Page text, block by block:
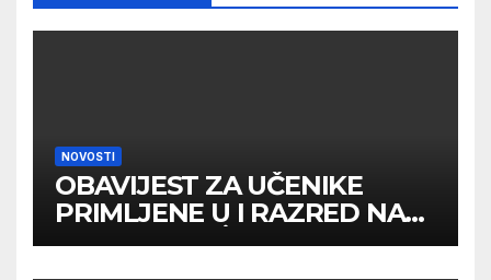
NOVOSTI
OBAVIJEST ZA UČENIKE
PRIMLJENE U I RAZRED NA
DRUGOM UPİSNOM ROKU